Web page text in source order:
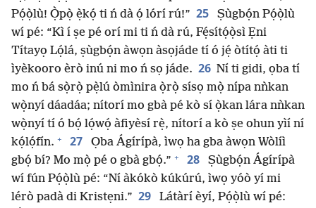
Pọ́ọ̀lù! Ọ̀pọ̀ ẹ̀kọ́ ti ń dà ọ́ lórí rú!” 25
Ṣùgbọ́n Pọ́ọ̀lù
wí pé: “Kì í ṣe pé orí mi ti ń dà rú, Fẹ́sítọ́ọ̀sì Ẹni
Títayọ Lọ́lá, ṣùgbọ́n àwọn àsọjáde tí ó jẹ́ òtítọ́ àti ti
ìyèkooro èrò inú ni mo ń sọ jáde. 26 Ní ti gidi, ọba tí
mo ń bá sọ̀rọ̀ pẹ̀lú òmìnira ọ̀rọ̀ sísọ mọ̀ nípa nǹkan
wọ̀nyí dáadáa; nítorí mo gbà pé kò sí ọ̀kan lára nǹkan
wọ̀nyí tí ó bọ́ lọ́wọ́ àfiyèsí rẹ̀, nítorí a kò ṣe ohun yìí ní
kọ́lọ́fín. + 27
Ọba Ágírípà, ìwọ ha gba àwọn Wòlíì
gbọ́ bí? Mo mọ̀ pé o gbà gbọ́.” + 28
Ṣùgbọ́n Ágírípà
wí fún Pọ́ọ̀lù pé: “Ní àkókò kúkúrú, ìwọ yóò yí mi
lérò padà di Kristẹni.” 29
Látàrí èyí, Pọ́ọ̀lù wí pé: